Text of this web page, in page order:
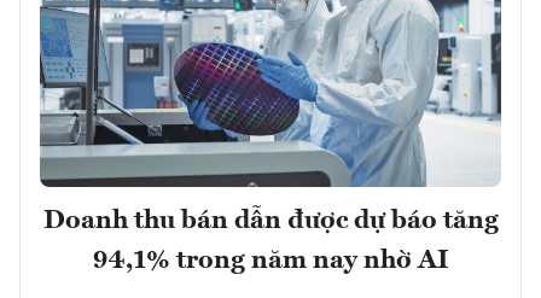
Doanh thu bán dẫn được dự báo tăng
94,1% trong năm nay nhờ AI